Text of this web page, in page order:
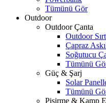
Tümünü Gör
Outdoor
Outdoor Çanta
Outdoor
Çapraz
Soğutucu
Tümünü
Güç & Şarj
Solar
Tümünü
Pişirme & Kamp